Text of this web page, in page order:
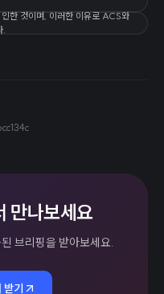
한 것이며, 이러한 이유로 ACS와
.
만나보세요
브리핑을 받아보세요.
기